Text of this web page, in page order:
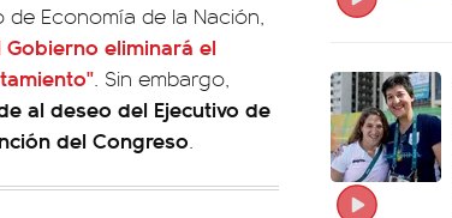
Economía de la Nación,
eliminará el
. Sin embargo,
al deseo del Ejecutivo de
del Congreso.